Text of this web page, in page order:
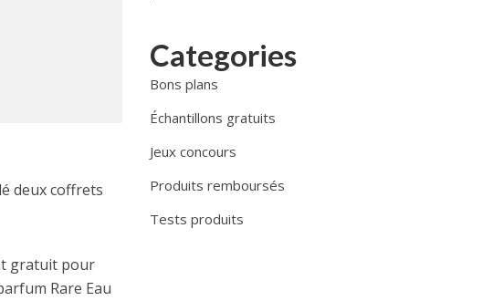
deux coffrets
gratuit pour
Rare Eau
Categories
Bons plans
Échantillons gratuits
Jeux concours
Produits remboursés
Tests produits